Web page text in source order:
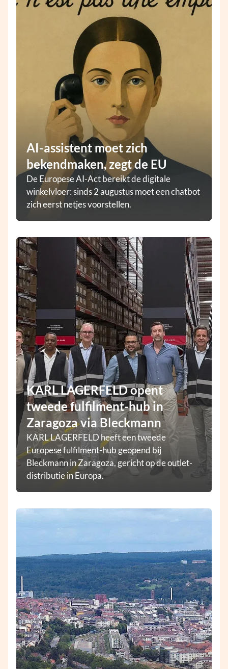
AI-assistent moet zich
bekendmaken, zegt de EU
De Europese AI-Act bereikt de digitale
winkelvloer: sinds 2 augustus moet een chatbot
zich eerst netjes voorstellen.
KARL LAGERFELD opent
tweede fulfilment-hub in
Zaragoza via Bleckmann
KARL LAGERFELD heeft een tweede
Europese fulfilment-hub geopend bij
Bleckmann in Zaragoza, gericht op de outlet-
distributie in Europa.